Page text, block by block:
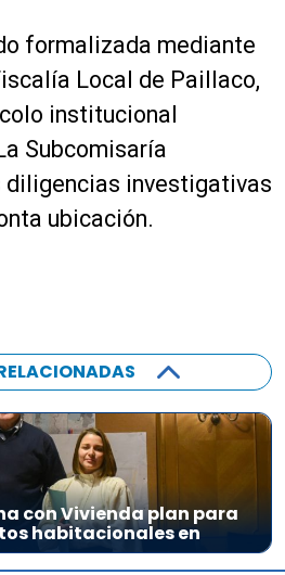
formalizada mediante
Local de Paillaco,
institucional
Subcomisaría
diligencias investigativas
ubicación.
con Vivienda plan para
habitacionales en